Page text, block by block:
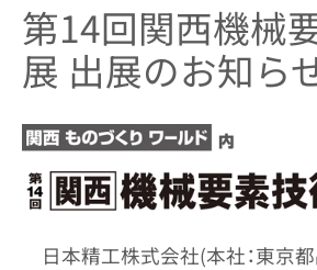
第14回関西機械
展 出展のお知ら
日本精工株式会社(本社：東京都